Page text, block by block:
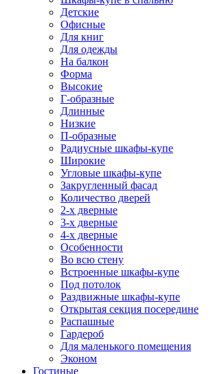
Детские
Офисные
Для книг
Для одежды
На балкон
Форма
Высокие
Г-образные
Длинные
Низкие
П-образные
Радиусные шкафы-купе
Широкие
Угловые шкафы-купе
Закругленный фасад
Количество дверей
2-х дверные
3-х дверные
4-х дверные
Особенности
Во всю стену
Встроенные шкафы-купе
Под потолок
Раздвижные шкафы-купе
Открытая секция посередине
Распашные
Гардероб
Для маленького помещения
Эконом
Гостиные